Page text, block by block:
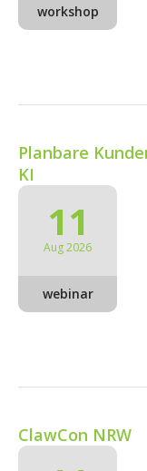
workshop
Planbare
KI
11
Aug 2026
webinar
ClawCon NRW